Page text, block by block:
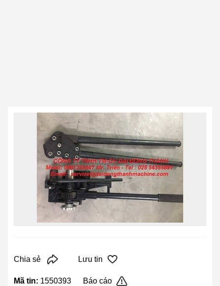
Chia sẻ Lưu tin
Mã tin: 1550393 Báo cáo